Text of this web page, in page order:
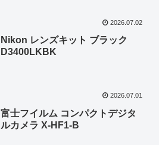
2026.07.02
Nikon レンズキット ブラック
D3400LKBK
2026.07.01
富士フイルム コンパクトデジタ
ルカメラ X-HF1-B